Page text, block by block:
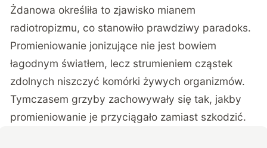
Żdanowa określiła to zjawisko mianem
radiotropizmu, co stanowiło prawdziwy paradoks.
Promieniowanie jonizujące nie jest bowiem
łagodnym światłem, lecz strumieniem cząstek
zdolnych niszczyć komórki żywych organizmów.
Tymczasem grzyby zachowywały się tak, jakby
promieniowanie je przyciągało zamiast szkodzić.